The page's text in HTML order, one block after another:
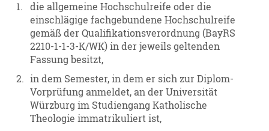
1.
die allgemeine Hochschulreife oder die
einschlägige fachgebundene Hochschulreife
gemäß der Qualifikationsverordnung (BayRS
2210-1-1-3-K/WK) in der jeweils geltenden
Fassung besitzt,
2. in dem Semester, in dem er sich zur Diplom-
Vorprüfung anmeldet, an der Universität
Würzburg im Studiengang Katholische
Theologie immatrikuliert ist,